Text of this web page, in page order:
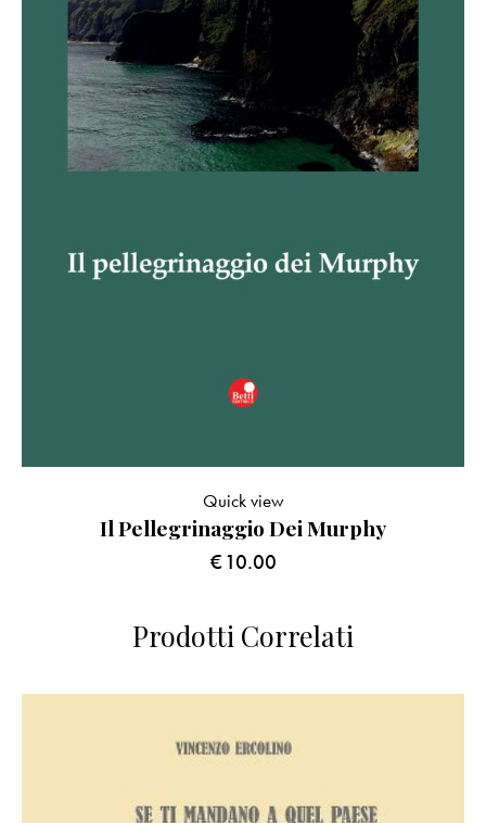
Il Pellegrinaggio Dei Murphy
€10.00
Quick view
Prodotti Correlati